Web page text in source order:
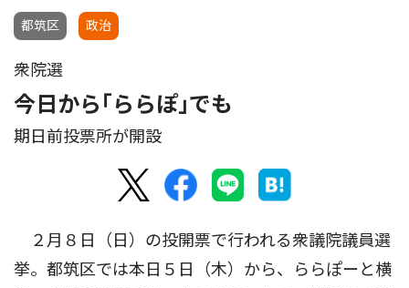
都筑区 政治
衆院選
今日から｢ららぽ｣でも
期日前投票所が開設
２月８日（日）の投開票で行われる衆議院議員選
挙。都筑区では本日５日（木）から、ららぽーと横